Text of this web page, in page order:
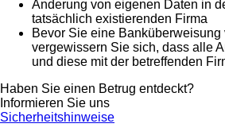
Änderung von eigenen Daten in
tatsächlich existierenden Firma
Bevor Sie eine Banküberweisung
vergewissern Sie sich, dass alle
und diese mit der betreffenden
Haben Sie einen Betrug entdeckt?
Informieren Sie uns
Sicherheitshinweise